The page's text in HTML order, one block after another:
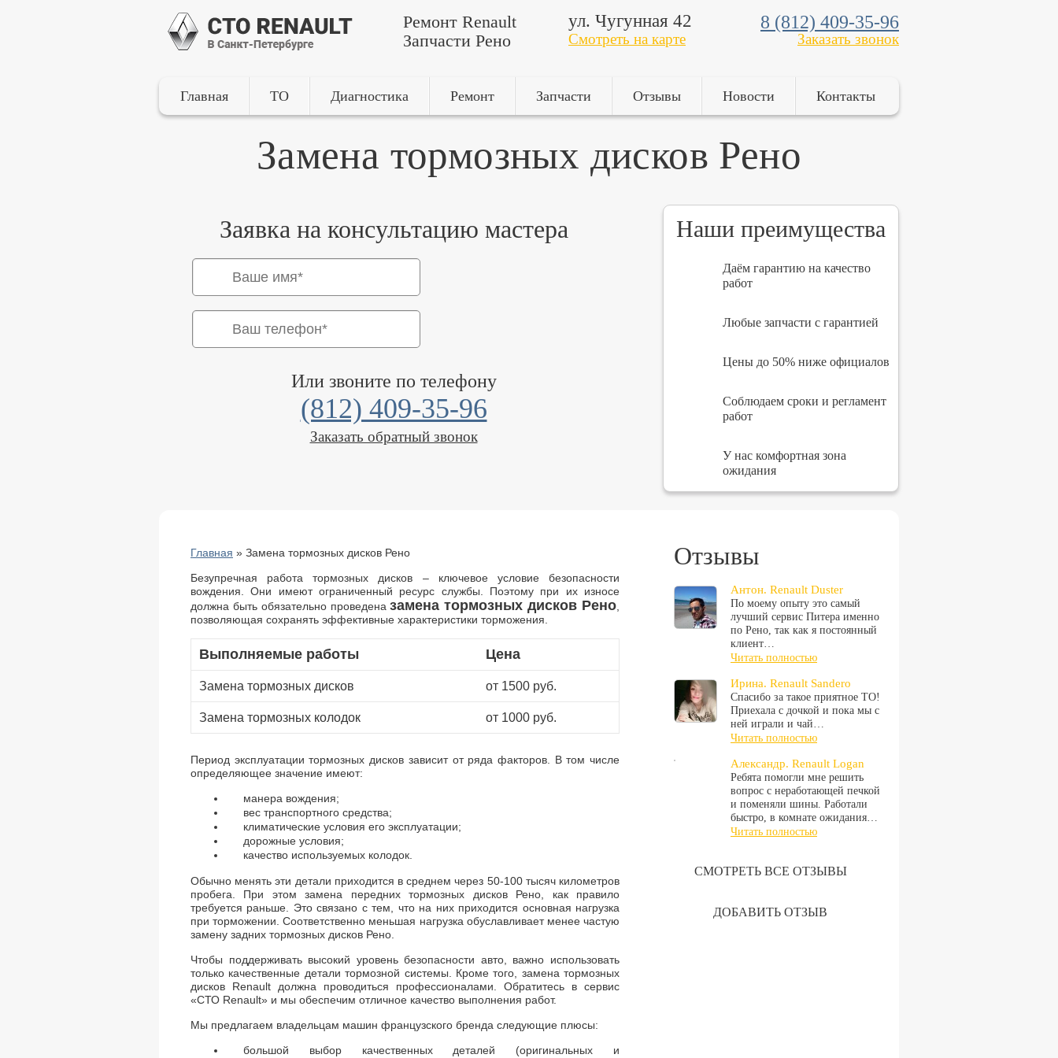
Ремонт Renault
Запчасти Рено
ул. Чугунная 42
Смотреть на карте
8 (812) 409-35-96
Заказать звонок
Главная ТО Диагностика Ремонт Запчасти Отзывы Новости Контакты
Замена тормозных дисков Рено
Заявка на консультацию мастера
Или звоните по телефону
(812) 409-35-96
Заказать обратный звонок
Наши преимущества
Даём гарантию на качество
работ
Любые запчасти с гарантией
Цены до 50% ниже официалов
Соблюдаем сроки и регламент
работ
У нас комфортная зона
ожидания
Главная » Замена тормозных дисков Рено
Безупречная работа тормозных дисков – ключевое условие безопасности
вождения. Они имеют ограниченный ресурс службы. Поэтому при их износе
должна быть обязательно проведеназамена тормозных дисков Рено
позволяющая сохранять эффективные характеристики торможения.
Выполняемые работы Цена
Замена тормозных дисков от 1500 руб.
Замена тормозных колодок от 1000 руб.
Период эксплуатации тормозных дисков зависит от ряда факторов. В том числе
определяющее значение имеют:
манера вождения;
вес транспортного средства;
климатические условия его эксплуатации;
дорожные условия;
качество используемых колодок.
Обычно менять эти детали приходится в среднем через 50-100 тысяч километров
пробега. При этом замена передних тормозных дисков Рено, как правило
требуется раньше. Это связано с тем, что на них приходится основная нагрузка
при торможении. Соответственно меньшая нагрузка обуславливает менее частую
замену задних тормозных дисков Рено.
Чтобы поддерживать высокий уровень безопасности авто, важно использовать
только качественные детали тормозной системы. Кроме того, замена тормозных
дисков Renault должна проводиться профессионалами. Обратитесь в сервис
«СТО Renault» и мы обеспечим отличное качество выполнения работ.
Мы предлагаем владельцам машин французского бренда следующие плюсы:
большой выбор качественных деталей (оригинальных и
Отзывы
Антон. Renault Duster
По моему опыту это самый
лучший сервис Питера именно
по Рено, так как я постоянный
клиент…
Читать полностью
Ирина. Renault Sandero
Спасибо за такое приятное ТО!
Приехала с дочкой и пока мы с
ней играли и чай…
Читать полностью
Александр. Renault Logan
Ребята помогли мне решить
вопрос с неработающей печкой
и поменяли шины. Работали
быстро, в комнате ожидания…
Читать полностью
СМОТРЕТЬ ВСЕ ОТЗЫВЫ
ДОБАВИТЬ ОТЗЫВ